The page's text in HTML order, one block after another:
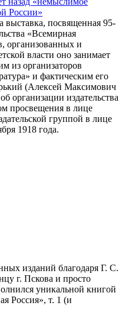
России»
выставка, посвященная 95-
«Всемирная
организованных и
власти оно занимает
из организаторов
и фактическим его
(Алексей Максимович
организации издательства
просвещения в лице
группой в лице
1918 года.
изданий благодаря Г. С.
г. Пскова и просто
уникальной книгой
Россия», т. 1 (и